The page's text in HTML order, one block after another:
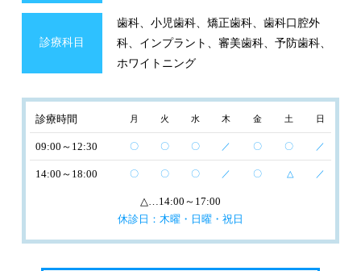
診療科目
歯科、小児歯科、矯正歯科、歯科口腔外
科、インプラント、審美歯科、予防歯科、
ホワイトニング
診療時間 月 火 水 木 金 土 日
09:00～12:30 〇 〇 〇 ／ 〇 〇 ／
14:00～18:00 〇 〇 〇 ／ 〇 △ ／
△…14:00～17:00
休診日：木曜・日曜・祝日